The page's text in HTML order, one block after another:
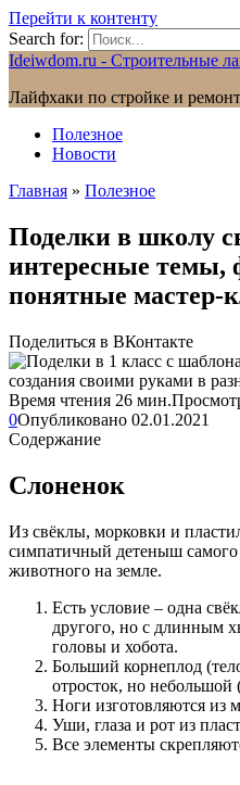
Перейти к контенту
Search for:
Ideiwdom.ru - Строительные
Лайфхаки по стройке и
Полезное
Новости
Главная » Полезное
Поделки в школу
интересные темы,
понятные мастер-
Поделиться в ВКонтакте
Время чтения 26 мин.
0Опубликовано 02.01.2021
Содержание
Слоненок
Из свёклы, морковки и
симпатичный детеныш самого
животного на земле.
Есть условие – одна
другого, но с длинным
головы и хобота.
Больший корнеплод
отросток, но небольшой
Ноги изготовляются из
Уши, глаза и рот из
Все элементы